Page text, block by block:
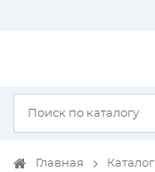
Главная Каталог